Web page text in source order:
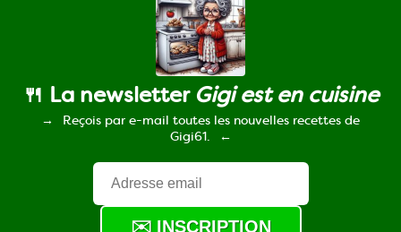
🍴 La newsletter Gigi est en cuisine
Reçois par e-mail toutes les nouvelles recettes de
Gigi61.